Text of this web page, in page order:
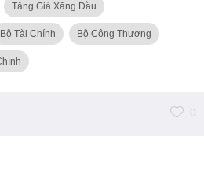
Tăng Giá Xăng Dầu
Bộ Tài Chính Bộ Công Thương
0